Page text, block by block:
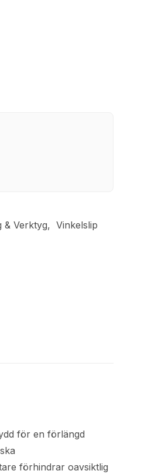
& Verktyg
Vinkelslip
för en förlängd
förhindrar oavsiktlig